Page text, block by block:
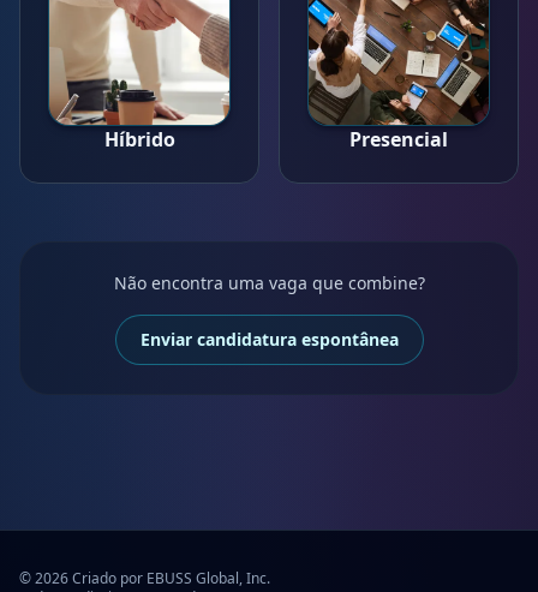
Híbrido Presencial
Não encontra uma vaga que combine?
Enviar candidatura espontânea
© 2026 Criado por EBUSS Global, Inc.